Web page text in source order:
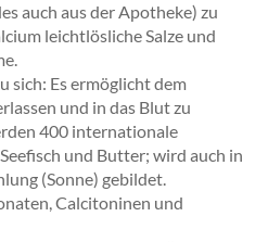
auch aus der Apotheke) zu
leichtlösliche Salze und
sich: Es ermöglicht dem
und in das Blut zu
400 internationale
und Butter; wird auch in
(Sonne) gebildet.
Calcitoninen und